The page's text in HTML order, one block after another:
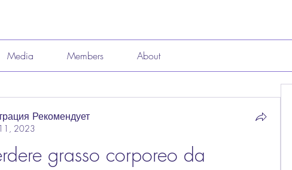
Media Members About
Рекомендует
2023
grasso corporeo da